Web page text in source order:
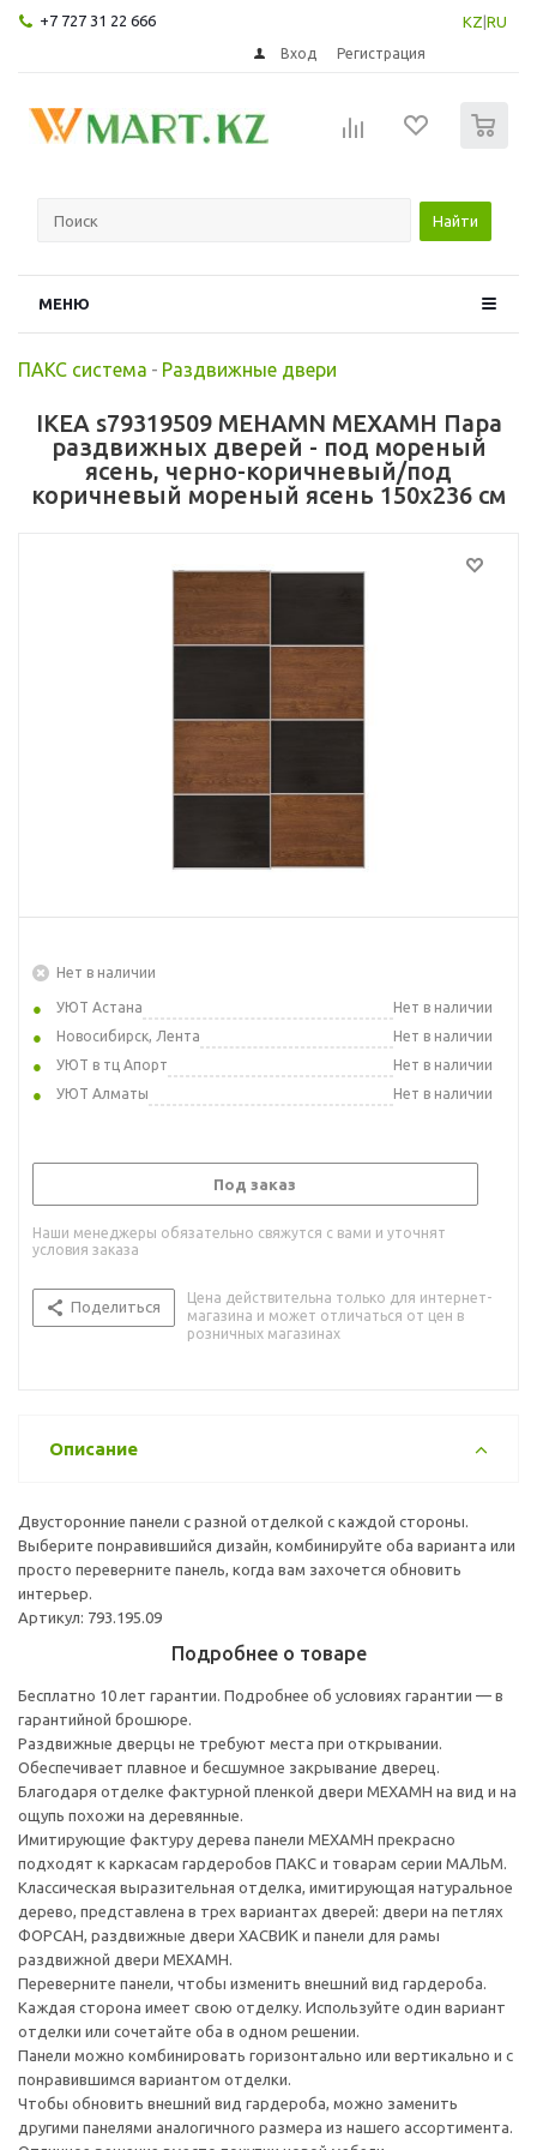
+7 727 31 22 666 KZ RU
Вход Регистрация
Найти
МЕНЮ
ПАКС система - Раздвижные двери
IKEA s79319509 MEHAMN МЕХАМН Пара
раздвижных дверей - под мореный
ясень, черно-коричневый/под
коричневый мореный ясень 150x236 см
Нет в наличии
УЮТ Астана
Нет в наличии
Новосибирск, Лента
Нет в наличии
УЮТ в тц Апорт
Нет в наличии
УЮТ Алматы
Нет в наличии
Под заказ
Наши менеджеры обязательно свяжутся с вами и уточнят
условия заказа
Поделиться
Цена действительна только для интернет-
магазина и может отличаться от цен в
розничных магазинах
Описание
Двусторонние панели с разной отделкой с каждой стороны.
Выберите понравившийся дизайн, комбинируйте оба варианта или
просто переверните панель, когда вам захочется обновить
интерьер.
Артикул: 793.195.09
Подробнее о товаре
Бесплатно 10 лет гарантии. Подробнее об условиях гарантии — в
гарантийной брошюре.
Раздвижные дверцы не требуют места при открывании.
Обеспечивает плавное и бесшумное закрывание дверец.
Благодаря отделке фактурной пленкой двери МЕХАМН на вид и на
ощупь похожи на деревянные.
Имитирующие фактуру дерева панели МЕХАМН прекрасно
подходят к каркасам гардеробов ПАКС и товарам серии МАЛЬМ.
Классическая выразительная отделка, имитирующая натуральное
дерево, представлена в трех вариантах дверей: двери на петлях
ФОРСАН, раздвижные двери ХАСВИК и панели для рамы
раздвижной двери МЕХАМН.
Переверните панели, чтобы изменить внешний вид гардероба.
Каждая сторона имеет свою отделку. Используйте один вариант
отделки или сочетайте оба в одном решении.
Панели можно комбинировать горизонтально или вертикально и с
понравившимся вариантом отделки.
Чтобы обновить внешний вид гардероба, можно заменить
другими панелями аналогичного размера из нашего ассортимента.